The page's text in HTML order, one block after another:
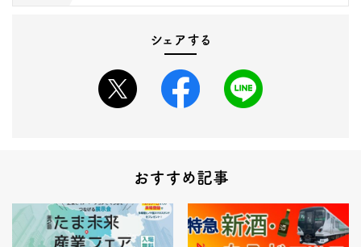
シェアする
おすすめ記事